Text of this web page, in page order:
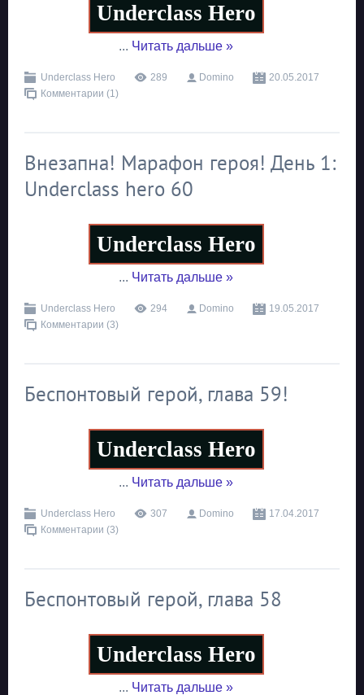
Underclass Hero
... Читать дальше »
Underclass Hero 289 Domino
20.05.2017
Комментарии (1)
Внезапна! Марафон героя! День 1:
Underclass hero 60
Underclass Hero
... Читать дальше »
Underclass Hero 294 Domino
19.05.2017
Комментарии (3)
Беспонтовый герой, глава 59!
Underclass Hero
... Читать дальше »
Underclass Hero 307 Domino
17.04.2017
Комментарии (3)
Беспонтовый герой, глава 58
Underclass Hero
... Читать дальше »